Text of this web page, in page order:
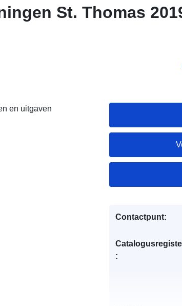
St. Thomas
en uitgaven
Contactpunt:
: